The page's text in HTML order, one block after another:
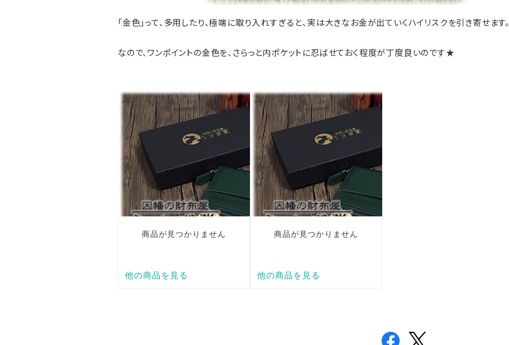
「金色」って、多用したり、極端に取り入れすぎると、実は大きなお金が出ていくハイリスクを引き寄せます。
なので、ワンポイントの金色を、さらっと内ポケットに忍ばせておく程度が丁度良いのです★